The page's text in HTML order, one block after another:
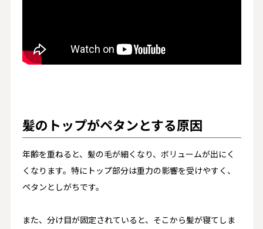
髪のトップがペタンとする原因
年齢を重ねると、髪の毛が細くなり、ボリュームが出にく
くなります。​特にトップ部分は重力の影響を受けやすく、
ペタンとしがちです。​
また、分け目が固定されていると、そこから髪が寝てしま